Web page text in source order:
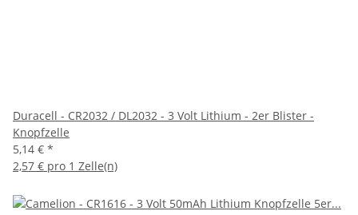
Duracell - CR2032 / DL2032 - 3 Volt Lithium - 2er Blister -
Knopfzelle
5,14 € *
2,57 € pro 1 Zelle(n)